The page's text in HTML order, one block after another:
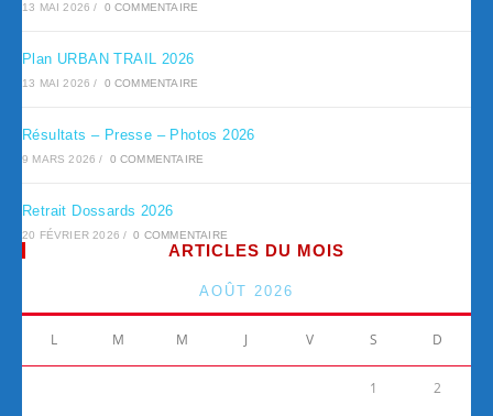
13 MAI 2026 / 0 COMMENTAIRE
Plan URBAN TRAIL 2026
13 MAI 2026 / 0 COMMENTAIRE
Résultats – Presse – Photos 2026
9 MARS 2026 / 0 COMMENTAIRE
Retrait Dossards 2026
20 FÉVRIER 2026 / 0 COMMENTAIRE
ARTICLES DU MOIS
AOÛT 2026
L M M J V S D
1 2